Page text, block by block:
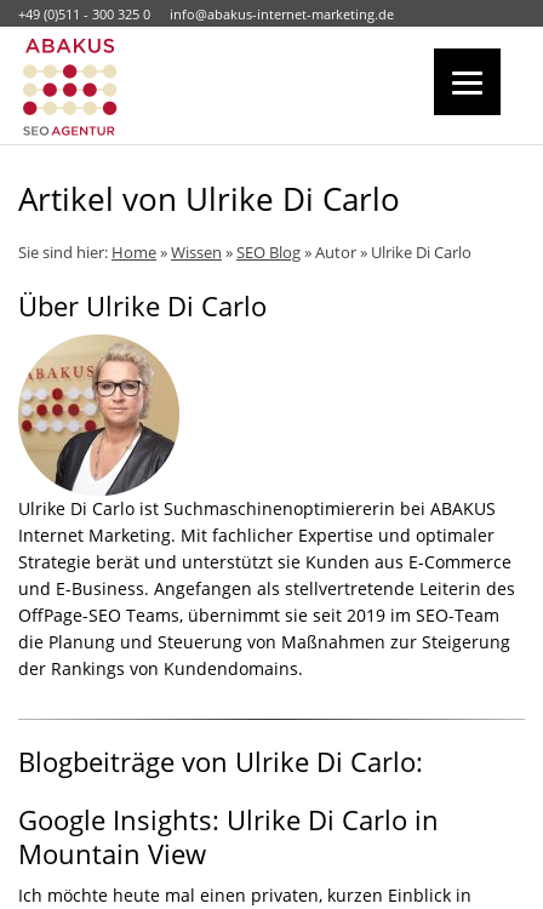
+49 (0)511 - 300 325 0 info@abakus-internet-marketing.de
Artikel von Ulrike Di Carlo
Sie sind hier: Home»Wissen »SEO Blog» Autor » Ulrike Di Carlo
Über Ulrike Di Carlo
Ulrike Di Carlo ist Suchmaschinenoptimiererin bei ABAKUS
Internet Marketing. Mit fachlicher Expertise und optimaler
Strategie berät und unterstützt sie Kunden aus E-Commerce
und E-Business. Angefangen als stellvertretende Leiterin des
OffPage-SEO Teams, übernimmt sie seit 2019 im SEO-Team
die Planung und Steuerung von Maßnahmen zur Steigerung
der Rankings von Kundendomains.
Blogbeiträge von Ulrike Di Carlo:
Google Insights: Ulrike Di Carlo in
Mountain View
Ich möchte heute mal einen privaten, kurzen Einblick in